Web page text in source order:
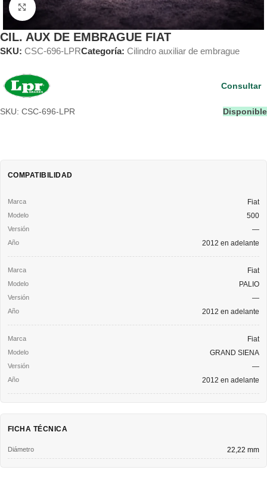
Clic para ampliar
CIL. AUX DE EMBRAGUE FIAT
SKU: CSC-696-LPRCategoría: Cilindro auxiliar de embrague
SKU: CSC-696-LPR Disponible
Consultar
COMPATIBILIDAD
Fiat
500
—
2012 en adelante
Fiat
PALIO
—
2012 en adelante
Fiat
GRAND SIENA
—
2012 en adelante
FICHA TÉCNICA
Diámetro 22,22 mm